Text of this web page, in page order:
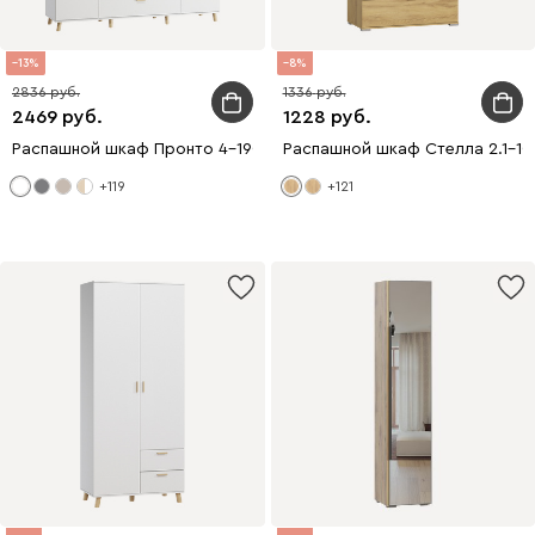
13
2469
2836
Распашной шкаф Пронто 4-190x240 Белый с зеркалом
+119
8
1228
1336
Распашной шкаф Стелла 2.1-
+121